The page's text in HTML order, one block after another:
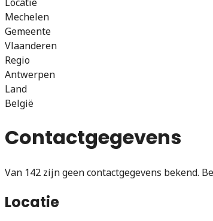
Mechelen
Gemeente
Vlaanderen
Regio
Antwerpen
Land
België
Contactgegevens
Van 142 zijn geen contactgegevens bekend.
Locatie